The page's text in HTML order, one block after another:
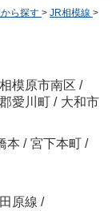
ら探す > JR相模線 >
相模原市南区 /
愛川町 / 大和市
本 / 宮下本町 /
原線 /